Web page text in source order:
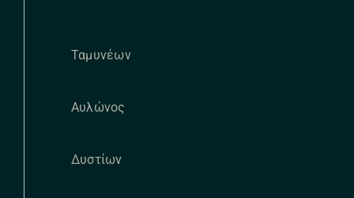
Ταμυνέων
Αυλώνος
Δυστίων